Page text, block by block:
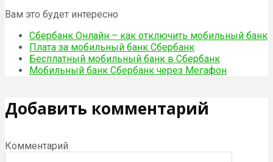
Вам это будет интересно
Сбербанк Онлайн – как отключить мобильный банк
Плата за мобильный банк Сбербанк
Бесплатный мобильный банк в Сбербанк
Мобильный банк Сбербанк через Мегафон
Добавить комментарий
Комментарий